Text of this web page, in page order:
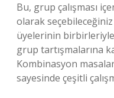
Bu, grup çalışması
olarak
üyelerinin birbirleriyle
grup tartışmalarına
Kombinasyon
sayesinde çeşitli